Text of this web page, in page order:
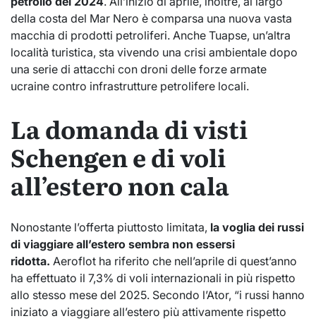
della costa del Mar Nero è comparsa una nuova vasta
macchia di prodotti petroliferi. Anche Tuapse, un’altra
località turistica, sta vivendo una crisi ambientale dopo
una serie di attacchi con droni delle forze armate
ucraine contro infrastrutture petrolifere locali.
La domanda di visti
Schengen e di voli
all’estero non cala
Nonostante l’offerta piuttosto limitata, la voglia dei russi
di viaggiare all’estero sembra non essersi
ridotta. Aeroflot ha riferito che nell’aprile di quest’anno
ha effettuato il 7,3% di voli internazionali in più rispetto
allo stesso mese del 2025. Secondo l’Ator, “i russi hanno
iniziato a viaggiare all’estero più attivamente rispetto